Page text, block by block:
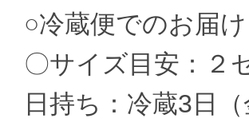
○冷蔵便でのお届
〇サイズ目安：２
日持ち：冷蔵3日